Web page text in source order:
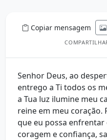
Copiar mensagem
Senhor Deus, ao
entrego a Ti todos os
a Tua luz ilumine meu
reine em meu coração.
que eu possa enfrentar
coragem e confiança,